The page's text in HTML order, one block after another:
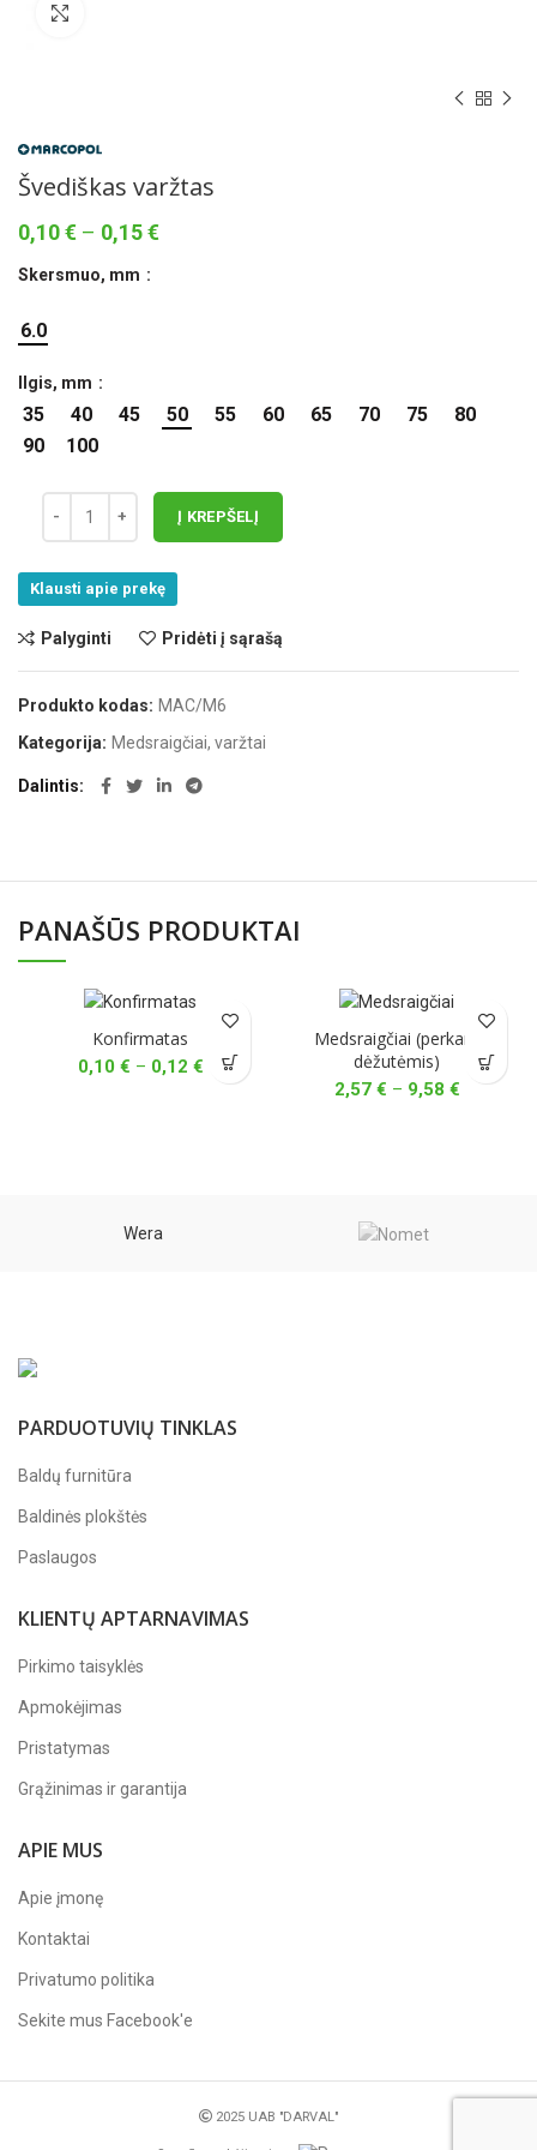
Švediškas varžtas
0,10€ – 0,15€Price
Skersmuo, mm
6.0
Ilgis, mm
35 40 45 50 55 60 65 70 75
80
90
100
Į KREPŠELĮ
Klausti apie prekę
Palyginti Pridėti į sąrašą
Produkto kodas: MAC/M6
Kategorija: Medsraigčiai, varžtai
Dalintis
PANAŠŪS PRODUKTAI
Konfirmatas
0,10 € – 0,12 €Price
Medsraigčiai (perkant
dėžutėmis)
2,57 € – 9,58 €Price
Wera
PARDUOTUVIŲ TINKLAS
Baldų furnitūra
Baldinės plokštės
Paslaugos
KLIENTŲ APTARNAVIMAS
Pirkimo taisyklės
Apmokėjimas
Pristatymas
Grąžinimas ir garantija
APIE MUS
Apie įmonę
Kontaktai
Privatumo politika
Sekite mus Facebook'e
2025 UAB "DARVAL"